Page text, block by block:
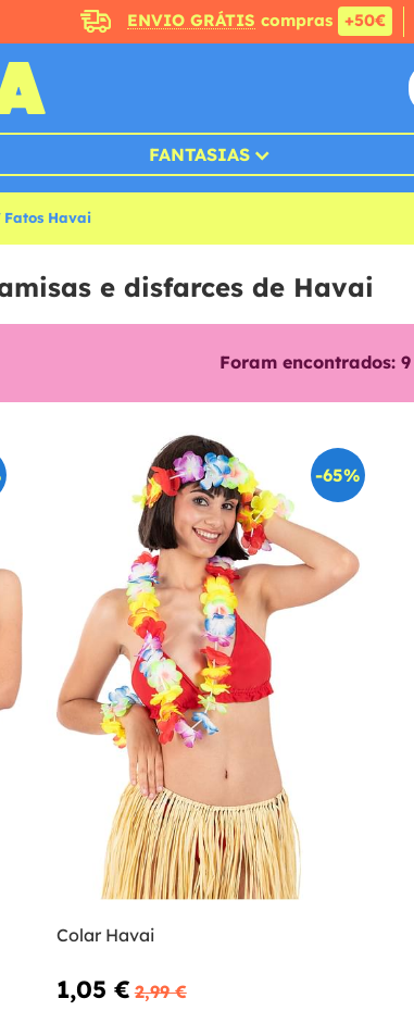
ENVIO GRÁTIS compras +50€
FANTASIAS
Fatos Havai
e disfarces de Havai
Foram encontrados: 9
-65%
Colar Havai
1,05 € 2,99 €